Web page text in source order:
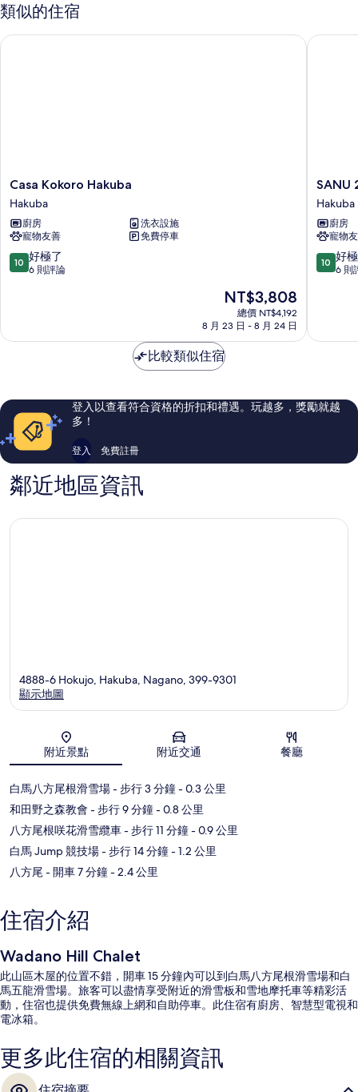
類似的住宿
Casa
Kokoro
Hakuba
Hakuba
Casa Kokoro Hakuba
Hakuba
廚房
洗衣設施
寵物友善
免費停車
10.0
分，
好
則
評
10 好極了
6 則評論
現
價
為
NT$3,808
NT$3,808
總價 NT$4,192
8 月 23 日 - 8 月 24 日
Casa Kokoro Hakuba
SANU
2nd
Home
白
馬
1st
Hakuba
SANU
Hakuba
廚房
寵物
10.0
分，
好
則
評
10 好
6 則
SANU
比較類似住宿
登入以查看符合資格的折扣和禮遇。玩越多，獎勵就越
多！
登入 免費註冊
鄰近地區資訊
地圖
4888-6 Hokujo, Hakuba, Nagano, 399-9301
顯示地圖
附近景點 附近交通 餐廳
白馬八方尾根滑雪場- 步行 3 分鐘- 0.3 公里
和田野之森教會 - 步行 9 分鐘- 0.8 公里
八方尾根咲花滑雪纜車- 步行 11 分鐘- 0.9 公里
白馬 Jump 競技場- 步行 14 分鐘- 1.2 公里
八方尾- 開車 7 分鐘- 2.4 公里
住宿介紹
Wadano Hill Chalet
此山區木屋的位置不錯，開車 15 分鐘內可以到白馬八方尾根滑雪場和白
馬五龍滑雪場。旅客可以盡情享受附近的滑雪板和雪地摩托車等精彩活
動，住宿也提供免費無線上網和自助停車。此住宿有廚房、智慧型電視和
電冰箱。
更多此住宿的相關資訊